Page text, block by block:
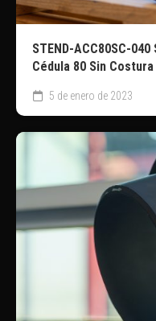
STEND-ACC80SC-
Cédula 80 Sin Costura
5 de enero de 2023